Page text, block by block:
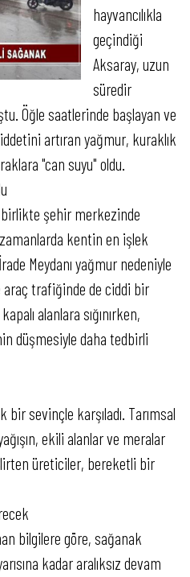
hayvancılıkla
geçindiği
Aksaray, uzun
süredir
Öğle saatlerinde başlayan ve
artıran yağmur, kuraklık
"can suyu" oldu.
birlikte şehir merkezinde
kentin en işlek
Meydanı yağmur nedeniyle
araç trafiğinde de ciddi bir
alanlara sığınırken,
düşmesiyle daha tedbirli
bir sevinçle karşıladı. Tarımsal
ekili alanlar ve meralar
üreticiler, bereketli bir
bilgilere göre, sağanak
kadar aralıksız devam